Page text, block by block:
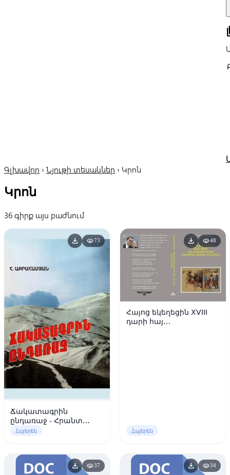
Գլխավոր › Նյութի տեսակներ › Կրոն
Կրոն
36 գիրք այս բաժնում
download visibility73
Ճակատագրին
ընդառաջ - Հրանտ
Աբրահամյան
Հայերեն
download visibility48
Հայոց եկեղեցին XVIII
դարի հայ
Հայերեն
download visibility37 download visibility34